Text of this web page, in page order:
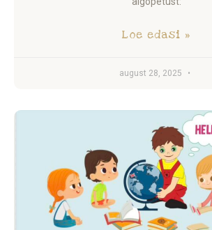
Loe edasi »
august 28, 2025